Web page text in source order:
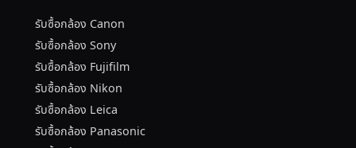
รับซื้อกล้อง Canon
รับซื้อกล้อง Sony
รับซื้อกล้อง Fujifilm
รับซื้อกล้อง Nikon
รับซื้อกล้อง Leica
รับซื้อกล้อง Panasonic